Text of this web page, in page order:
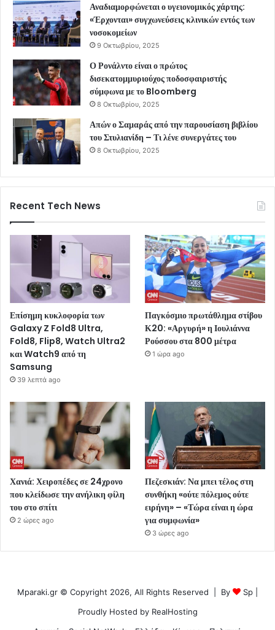
Αναδιαμορφώνεται ο υγειονομικός χάρτης:
«Έρχονται» συγχωνεύσεις κλινικών εντός των
νοσοκομείων
9 Οκτωβρίου, 2025
Ο Ρονάλντο είναι ο πρώτος
δισεκατομμυριούχος ποδοσφαιριστής
σύμφωνα με το Bloomberg
8 Οκτωβρίου, 2025
Απών ο Σαμαράς από την παρουσίαση βιβλίου
του Στυλιανίδη – Τι λένε συνεργάτες του
8 Οκτωβρίου, 2025
Recent Tech News
Επίσημη κυκλοφορία των
Galaxy Z Fold8 Ultra,
Fold8, Flip8, Watch Ultra2
και Watch9 από τη
Samsung
39 λεπτά ago
Παγκόσμιο πρωτάθλημα στίβου
Κ20: «Αργυρή» η Ιουλιάννα
Ρούσσου στα 800 μέτρα
1 ώρα ago
Χανιά: Χειροπέδες σε 24χρονο
που κλείδωσε την ανήλικη φίλη
του στο σπίτι
2 ώρες ago
Πεζεσκιάν: Να μπει τέλος στη
συνθήκη «ούτε πόλεμος ούτε
ειρήνη» – «Τώρα είναι η ώρα
για συμφωνία»
3 ώρες ago
Mparaki.gr © Copyright 2026, All Rights Reserved | By Sp
Proudly Hosted by RealHosting